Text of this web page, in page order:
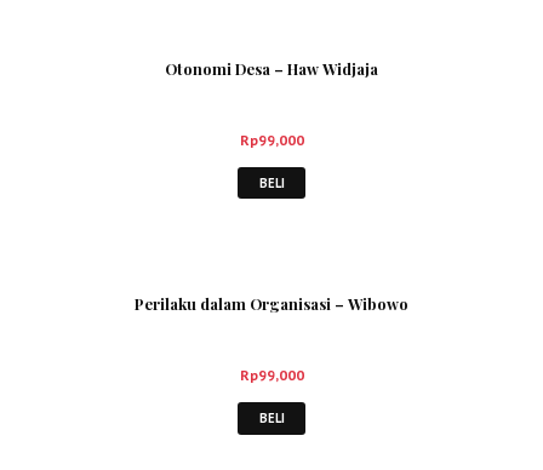
Otonomi Desa – Haw Widjaja
Rp99,000
BELI
Perilaku dalam Organisasi – Wibowo
Rp99,000
BELI